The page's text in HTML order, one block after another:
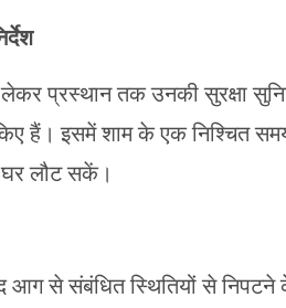
प्रस्थान तक उनकी सुरक्षा
किए हैं। इसमें शाम के एक निश्चित
घर लौट सकें।
आग से संबंधित स्थितियों से निपटने